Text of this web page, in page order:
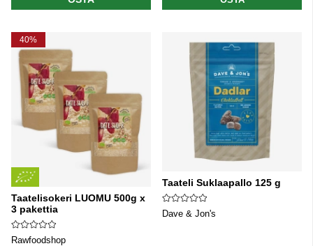
40%
Taatelisokeri LUOMU 500g x
3 pakettia
Rawfoodshop
Taateli Suklaapallo 125 g
Dave & Jon's